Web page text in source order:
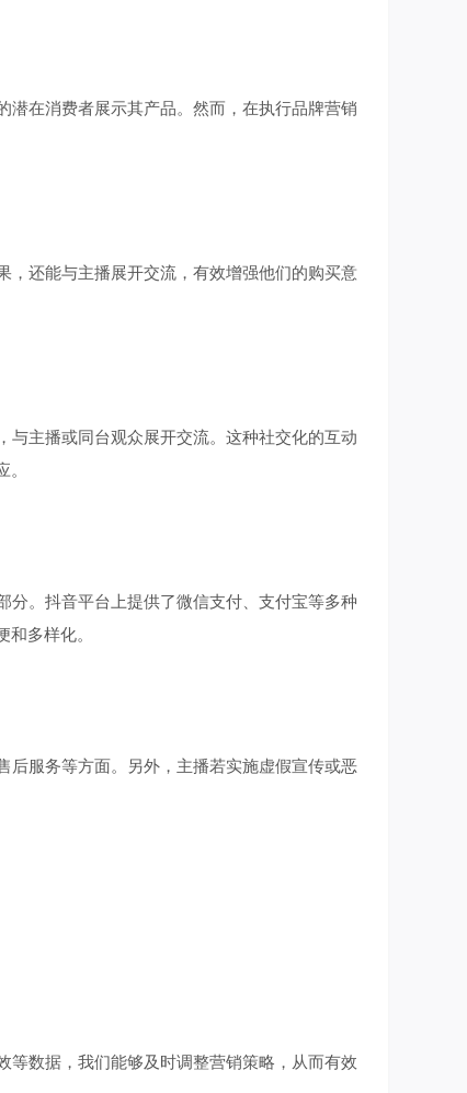
在消费者展示其产品。然而，在执行品牌营销
还能与主播展开交流，有效增强他们的购买意
主播或同台观众展开交流。这种社交化的互动
。抖音平台上提供了微信支付、支付宝等多种
多样化。
服务等方面。另外，主播若实施虚假宣传或恶
数据，我们能够及时调整营销策略，从而有效